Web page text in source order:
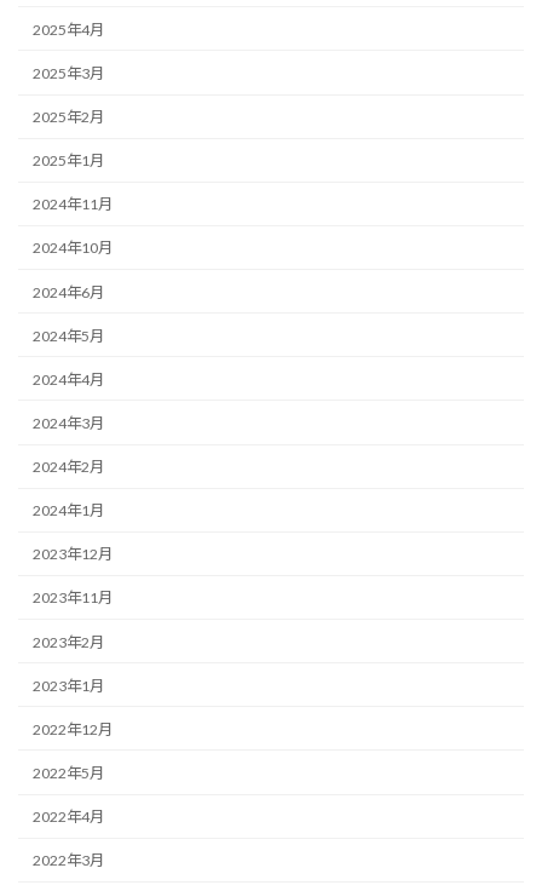
2025年4月
2025年3月
2025年2月
2025年1月
2024年11月
2024年10月
2024年6月
2024年5月
2024年4月
2024年3月
2024年2月
2024年1月
2023年12月
2023年11月
2023年2月
2023年1月
2022年12月
2022年5月
2022年4月
2022年3月